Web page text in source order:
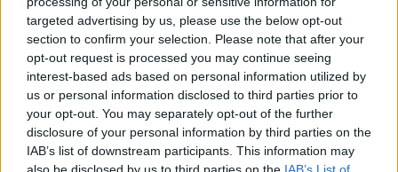
targeted advertising by us, please use the below opt-out
section to confirm your selection. Please note that after your
opt-out request is processed you may continue seeing
interest-based ads based on personal information utilized by
us or personal information disclosed to third parties prior to
your opt-out. You may separately opt-out of the further
disclosure of your personal information by third parties on the
IAB’s list of downstream participants. This information may
also be disclosed by us to third parties on the IAB’s List of
Hozzászólások